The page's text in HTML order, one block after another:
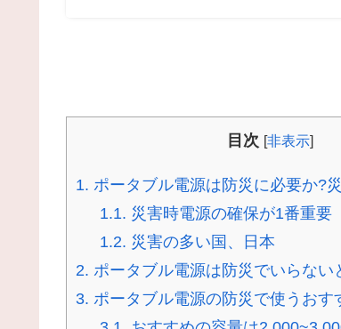
目次 [非表示]
1. ポータブル電源は防災に必要か?
1.1. 災害時電源の確保が1番重要
1.2. 災害の多い国、日本
2. ポータブル電源は防災でいらない
3. ポータブル電源の防災で使うおす